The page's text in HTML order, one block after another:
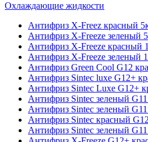
Охлаждающие жидкости
Антифриз X-Freez красный
Антифриз X-Freeze зеленый
Антифриз X-Freeze красный
Антифриз X-Freeze зеленый
Антифриз Green Cool G12
Антифриз Sintec luxe G12+
Антифриз Sintec Luxe G12+
Антифриз Sintec зеленый
Антифриз Sintec зеленый
Антифриз Sintec красный
Антифриз Sintec зеленый